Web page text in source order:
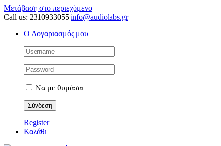
Μετάβαση στο περιεχόμενο
Call us: 2310933055|info@audiolabs.gr
Ο Λογαριασμός μου
Να με θυμάσαι
Register
Καλάθι